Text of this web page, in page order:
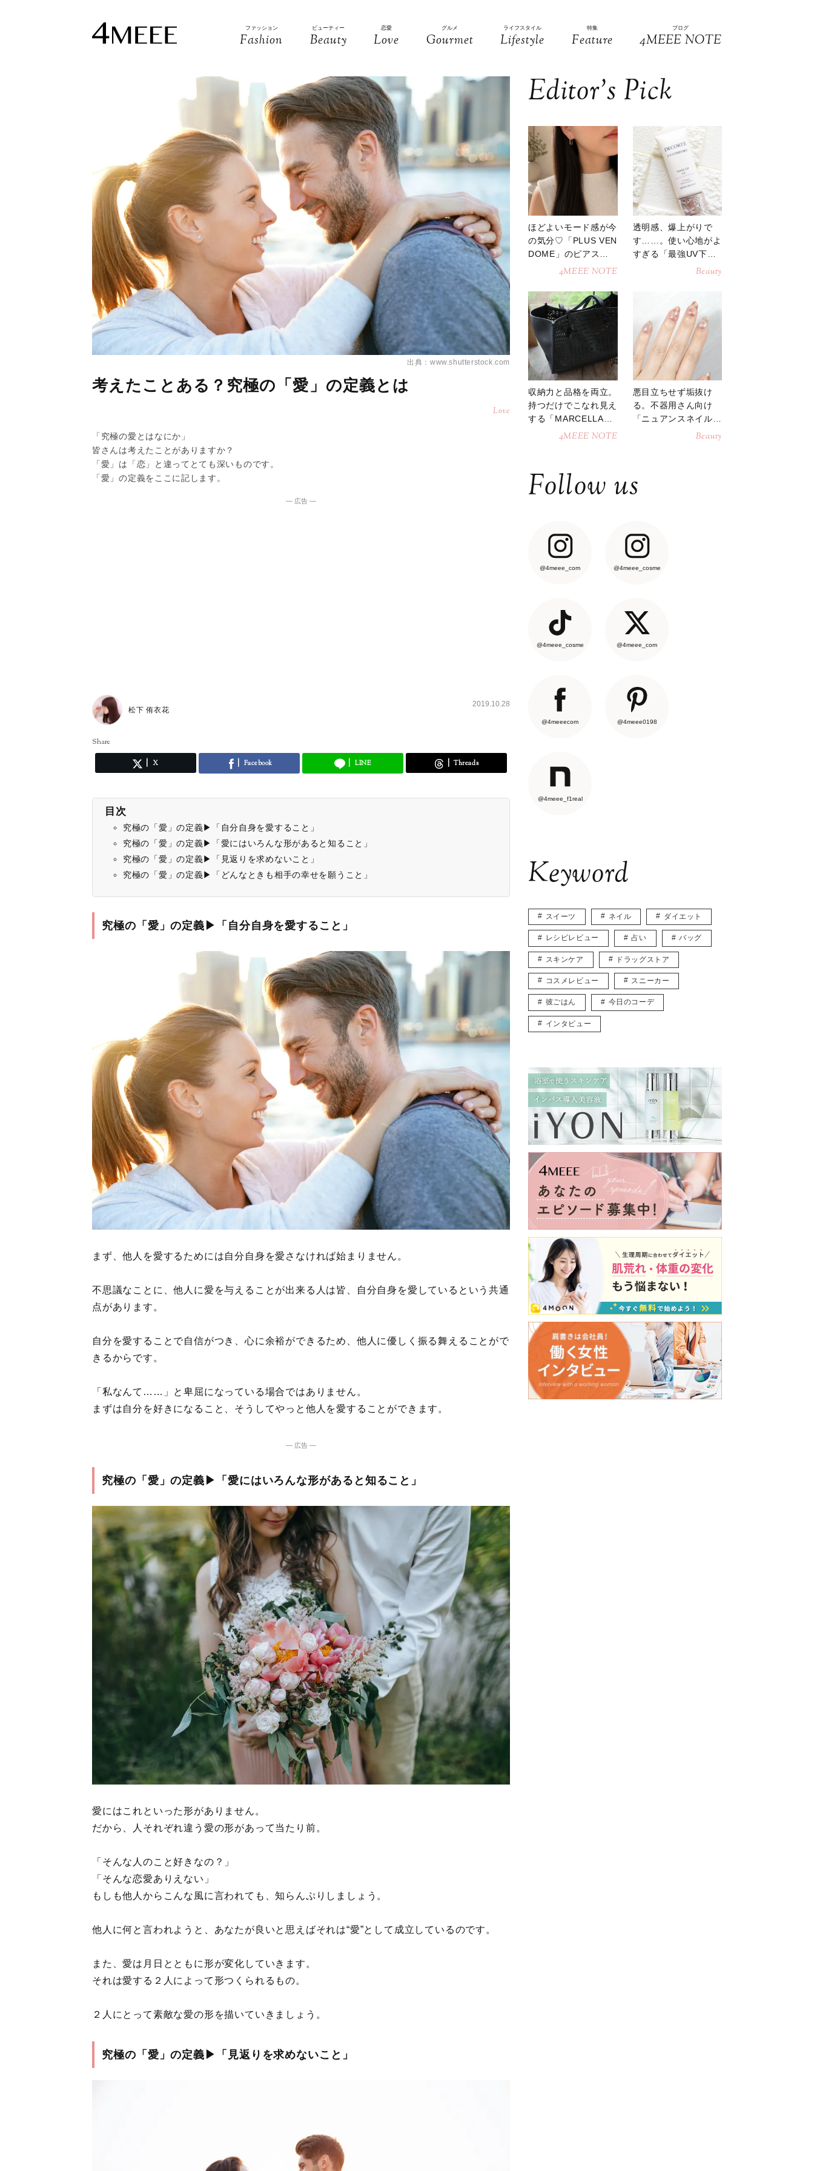
ファッション
Fashion
ビューティー
Beauty
恋愛
Love
グルメ
Gourmet
ライフスタイル
Lifestyle
特集
Feature
ブログ
4MEEE NOTE
出典：www.shutterstock.com
考えたことある？究極の「愛」の定義とは
Love
「究極の愛とはなにか」
皆さんは考えたことがありますか？
「愛」は「恋」と違ってとても深いものです。
「愛」の定義をここに記します。
― 広告 ―
松下 侑衣花
2019.10.28
Share
X Facebook LINE Threads
目次
究極の「愛」の定義▶「自分自身を愛すること」
究極の「愛」の定義▶「愛にはいろんな形があると知ること」
究極の「愛」の定義▶「見返りを求めないこと」
究極の「愛」の定義▶「どんなときも相手の幸せを願うこと」
究極の「愛」の定義▶「自分自身を愛すること」
まず、他人を愛するためには自分自身を愛さなければ始まりません。
不思議なことに、他人に愛を与えることが出来る人は皆、自分自身を愛しているという共通
点があります。
自分を愛することで自信がつき、心に余裕ができるため、他人に優しく振る舞えることがで
きるからです。
「私なんて……」と卑屈になっている場合ではありません。
まずは自分を好きになること、そうしてやっと他人を愛することができます。
― 広告 ―
究極の「愛」の定義▶「愛にはいろんな形があると知ること」
愛にはこれといった形がありません。
だから、人それぞれ違う愛の形があって当たり前。
「そんな人のこと好きなの？」
「そんな恋愛ありえない」
もしも他人からこんな風に言われても、知らんぷりしましょう。
他人に何と言われようと、あなたが良いと思えばそれは“愛”として成立しているのです。
また、愛は月日とともに形が変化していきます。
それは愛する２人によって形つくられるもの。
２人にとって素敵な愛の形を描いていきましょう。
究極の「愛」の定義▶「見返りを求めないこと」
Editor’s Pick
ほどよいモード感が今
の気分♡「PLUS VEN
DOME」のピアスが
4MEEE NOTE
透明感、爆上がりで
す……。使い心地がよ
すぎる「最強UV下
Beauty
収納力と品格を両立。
持つだけでこなれ見え
する「MARCELLAト
ートバッグ」4MEEE NOTE
悪目立ちせず垢抜け
る。不器用さん向け
「ニュアンスネイル」
Beauty
Follow us
@4meee_com @4meee_cosme
@4meee_cosme @4meee_com
@4meeecom @4meee0198
@4meee_f1real
Keyword
スイーツ ネイル ダイエット
レシピレビュー 占い バッグ
スキンケア ドラッグストア
コスメレビュー スニーカー
彼ごはん 今日のコーデ
インタビュー